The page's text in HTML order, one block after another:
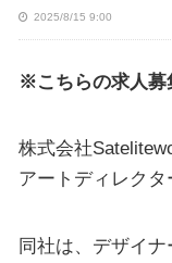
2025/8/15 9:00
※こちらの求人募
株式会社
アートディレクタ
同社は、デザイ